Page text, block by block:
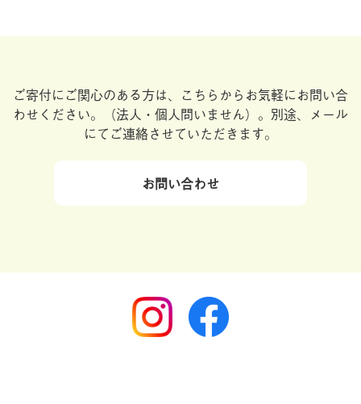
ご寄付にご関心のある方は、こちらからお気軽にお問い合
わせください。
（法人・個人問いません）。別途、メール
にてご連絡させていただきます。
お問い合わせ